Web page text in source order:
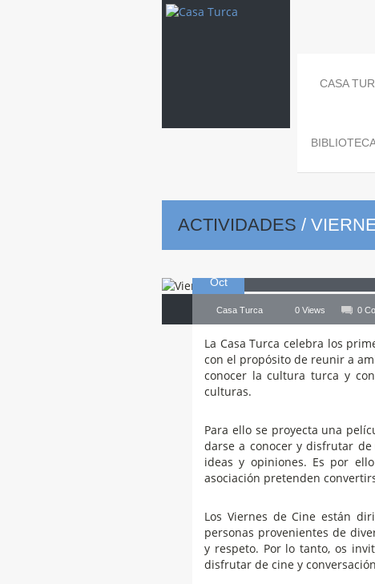
CASA
ACTIVIDADES /
Oct
Casa Turca 0 Views 0
La Casa Turca celebra los
con el propósito de reunir a
conocer la cultura turca y
culturas.
Para ello se proyecta una
darse a conocer y disfrutar
ideas y opiniones. Es por
asociación pretenden
Los Viernes de Cine están
personas provenientes de
y respeto. Por lo tanto, os
disfrutar de cine y